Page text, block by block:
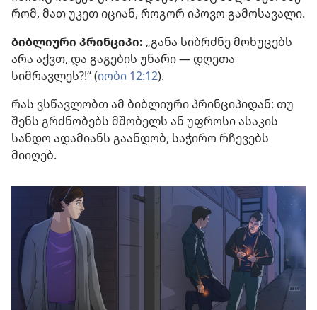
რომ, მათ უკეთ იციან, როგორ იპოვო გამოსავალი.
ბიბლიური პრინციპი: „განა სიბრძნე მოხუცებს
არა აქვთ, და გაგების უნარი — დღეთა
სიმრავლეს?!“ (იობი 12:12).
რას ვსწავლობთ ამ ბიბლიური პრინციპიდან: თუ
შენს გრძნობებს მშობელს ან უფროსი ასაკის
სანდო ადამიანს გაანდობ, საჭირო რჩევებს
მიიღებ.